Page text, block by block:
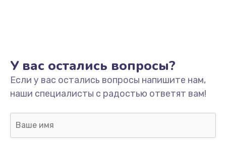
У вас остались вопросы?
Если у вас остались вопросы напишите нам,
наши специалисты с радостью ответят вам!